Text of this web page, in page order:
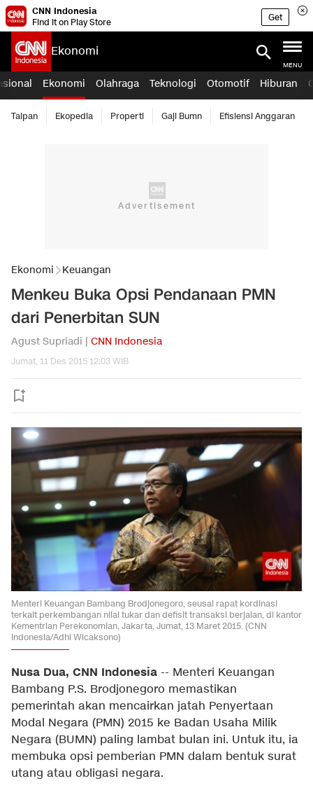
CNN Indonesia
Find it on Play Store
Get
Ekonomi
MENU
Ekonomi Olahraga Teknologi Otomotif Hiburan
Taipan Ekopedia Properti Gaji Bumn Efisiensi Anggaran
Ekonomi Keuangan
Menkeu Buka Opsi Pendanaan PMN
dari Penerbitan SUN
Agust Supriadi | CNN Indonesia
Jumat, 11 Des 2015 12:03 WIB
Menteri Keuangan Bambang Brodjonegoro, seusai rapat kordinasi
terkait perkembangan nilai tukar dan defisit transaksi berjalan, di kantor
Kementrian Perekonomian, Jakarta, Jumat, 13 Maret 2015. (CNN
Indonesia/Adhi Wicaksono)
Nusa Dua, CNN Indonesia -- Menteri Keuangan
Bambang P.S. Brodjonegoro memastikan
pemerintah akan mencairkan jatah Penyertaan
Modal Negara (PMN) 2015 ke Badan Usaha Milik
Negara (BUMN) paling lambat bulan ini. Untuk itu, ia
membuka opsi pemberian PMN dalam bentuk surat
utang atau obligasi negara.